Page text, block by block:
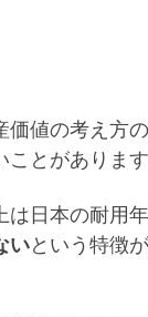
価値の考え方
とがあります
は日本の耐用
いという特徴